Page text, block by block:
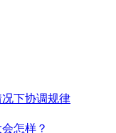
下协调规律
怎样？